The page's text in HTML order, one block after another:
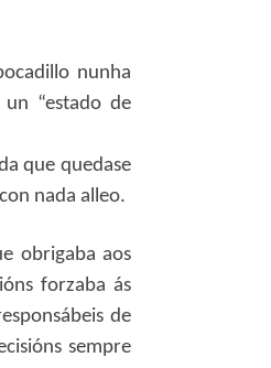
nunha
“estado de
que quedase
nada alleo.
obrigaba aos
forzaba ás
de
sempre